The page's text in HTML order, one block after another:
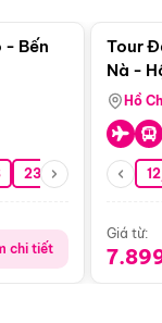
- Bến
23/08 30/08
chi tiết
Tour
Nà -
Nha
Hồ
Giá từ: